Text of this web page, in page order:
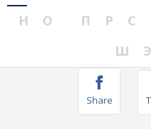
Н
О П Р С
Ш
Э
Share